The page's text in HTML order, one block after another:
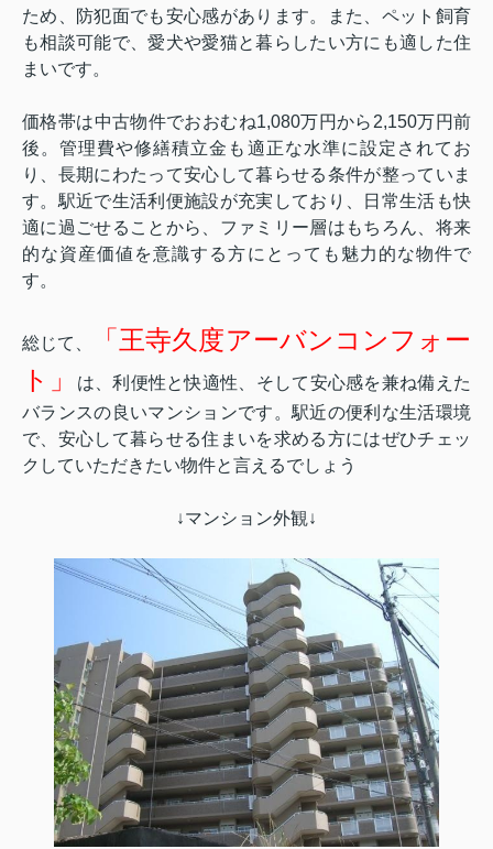
ため、防犯面でも安心感があります。また、ペット飼育
も相談可能で、愛犬や愛猫と暮らしたい方にも適した住
まいです。
価格帯は中古物件でおおむね1,080万円から2,150万円前
後。管理費や修繕積立金も適正な水準に設定されてお
り、長期にわたって安心して暮らせる条件が整っていま
す。駅近で生活利便施設が充実しており、日常生活も快
適に過ごせることから、ファミリー層はもちろん、将来
的な資産価値を意識する方にとっても魅力的な物件で
す。
総じて、
「王寺久度アーバンコンフォー
ト」
は、利便性と快適性、そして安心感を兼ね備えた
バランスの良いマンションです。駅近の便利な生活環境
で、安心して暮らせる住まいを求める方にはぜひチェッ
クしていただきたい物件と言えるでしょう
↓マンション外観↓